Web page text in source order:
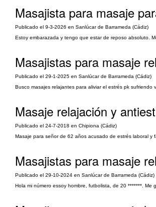
Masajista para masaje
Publicado el 9-3-2026 en Sanlúcar de Barrameda (Cádiz)
Estoy embarazada y tengo que estar de reposo absoluto.
Masajistas para masaje
Publicado el 29-1-2025 en Sanlúcar de Barrameda (Cádiz)
Busco masajes relajantes para aliviar el estrés pk
Masaje relajación y
Publicado el 24-7-2018 en Chipiona (Cádiz)
Masaje para señor de 62 años acusado de estrés laboral y
Masajistas para masaje
Publicado el 29-10-2024 en Sanlúcar de Barrameda (Cádiz)
Hola mi número essoy hombre, futbolista, de 20 *******. Me